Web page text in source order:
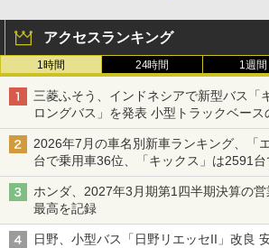
アクセスランキング
1時間 24時間 1週間
三菱ふそう、インドネシアで新型バス「
ロングバス」を発表 小型トラックベース
バス
2026年7月の車名別新車ランキング、「
台で乗用車36位、「キックス」は2591
ホンダ、2027年3月期第1四半期決算の
最高を記録
日野、小型バス「日野リエッセII」改良